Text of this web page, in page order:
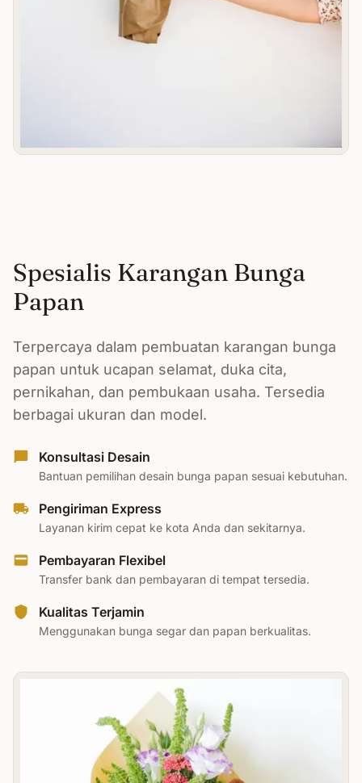
Spesialis Karangan Bunga
Papan
Terpercaya dalam pembuatan karangan bunga
papan untuk ucapan selamat, duka cita,
pernikahan, dan pembukaan usaha. Tersedia
berbagai ukuran dan model.
Konsultasi Desain
Bantuan pemilihan desain bunga papan sesuai kebutuhan.
Pengiriman Express
Layanan kirim cepat ke kota Anda dan sekitarnya.
Pembayaran Flexibel
Transfer bank dan pembayaran di tempat tersedia.
Kualitas Terjamin
Menggunakan bunga segar dan papan berkualitas.